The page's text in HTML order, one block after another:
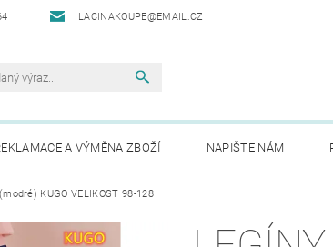
LACINAKOUPE@EMAIL.CZ
A VÝMĚNA ZBOŽÍ NAPIŠTE NÁM
KUGO VELIKOST 98-128